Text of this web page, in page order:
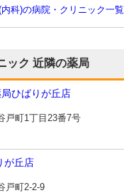
科)の病院・クリニック一覧
ック 近隣の薬局
ひばりが丘店
戸町1丁目23番7号
が丘店
戸町2-2-9